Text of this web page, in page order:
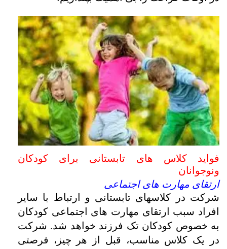
فواید کلاس های تابستانی برای کودکان
ونوجوانان
ارتقای مهارت های اجتماعی
شرکت در کلاسهای تابستانی و ارتباط با سایر
افراد سبب ارتقای مهارت های اجتماعی کودکان
به خصوص کودکان تک فرزند خواهد شد. شرکت
در یک کلاس مناسب، قبل از هر چیز، فرصتی